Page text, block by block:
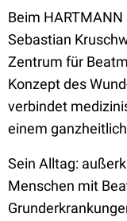
Beim
Sebastian
Zentrum für
Konzept des
verbindet
einem
Sein Alltag:
Menschen mit